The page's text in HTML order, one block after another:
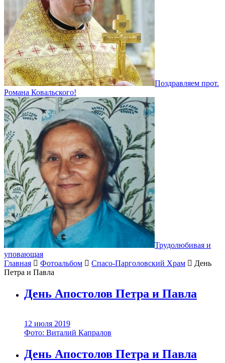
Поздравляем прот.
Романа Ковальского!
Трудолюбивая и
уповающая
Главная
Фотоальбом Спасо-Парголовский Храм
День
Петра и Павла
День Апостолов Петра и Павла
12 июля 2019
Фото: Виталий Капралов
День Апостолов Петра и Павла